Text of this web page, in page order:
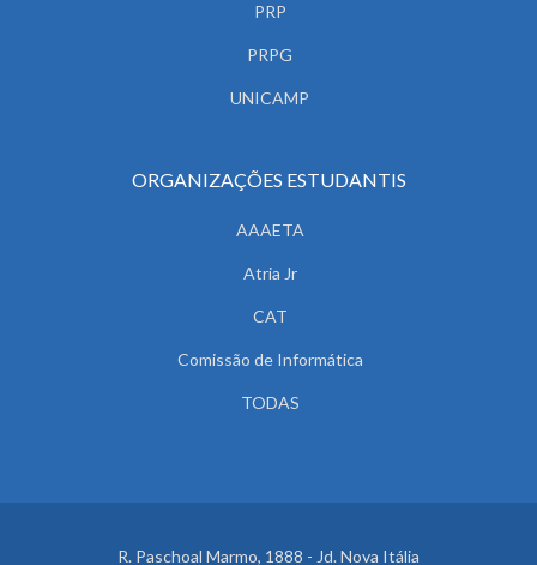
PRP
PRPG
UNICAMP
ORGANIZAÇÕES ESTUDANTIS
AAAETA
Atria Jr
CAT
Comissão de Informática
TODAS
R. Paschoal Marmo, 1888 - Jd. Nova Itália